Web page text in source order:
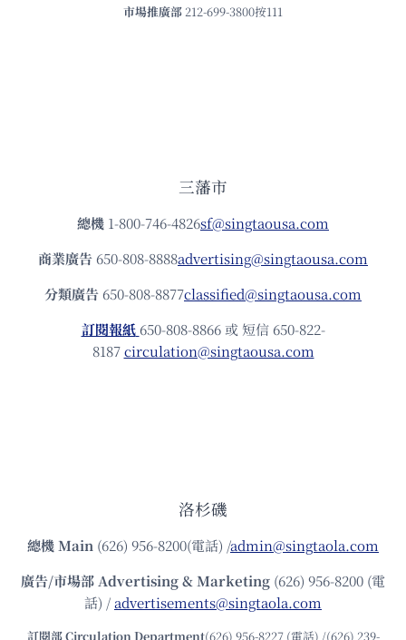
市場推廣部 212-699-3800按111
三藩市
總機 1-800-746-4826sf@singtaousa.com
商業廣告 650-808-8888advertising@singtaousa.com
分類廣告 650-808-8877classified@singtaousa.com
訂閱報紙 650-808-8866 或 短信 650-822-
8187circulation@singtaousa.com
洛杉磯
總機Main (626) 956-8200(電話) /admin@singtaola.com
廣告/市場部Advertising & Marketing (626) 956-8200 (電
話) /advertisements@singtaola.com
訂閱部 Circulation Department(626) 956-8227 (電話) /(626) 239-